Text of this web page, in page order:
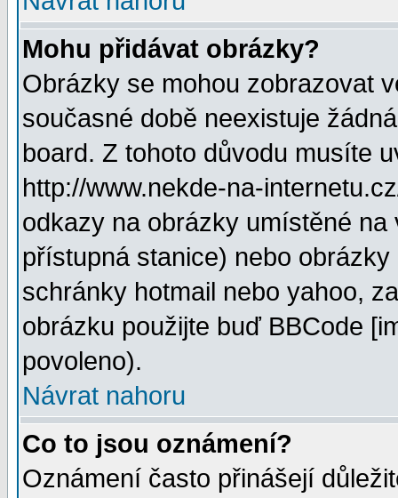
Mohu přidávat obrázky?
Obrázky se mohou zobrazovat
současné době neexistuje
board. Z tohoto důvodu musíte
http://www.nekde-na-
odkazy na obrázky umístěné
přístupná stanice) nebo
schránky hotmail nebo yahoo,
obrázku použijte buď BBCode
povoleno).
Návrat nahoru
Co to jsou oznámení?
Oznámení často přinášejí